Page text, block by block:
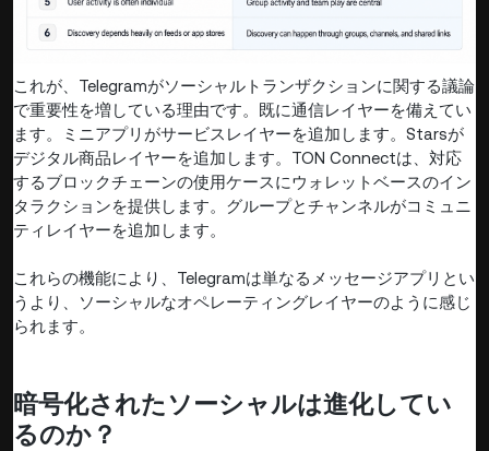
これが、Telegramがソーシャルトランザクションに関する議論
で重要性を増している理由です。既に通信レイヤーを備えてい
ます。ミニアプリがサービスレイヤーを追加します。Starsが
デジタル商品レイヤーを追加します。TON Connectは、対応
するブロックチェーンの使用ケースにウォレットベースのイン
タラクションを提供します。グループとチャンネルがコミュニ
ティレイヤーを追加します。
これらの機能により、Telegramは単なるメッセージアプリとい
うより、ソーシャルなオペレーティングレイヤーのように感じ
られます。
暗号化されたソーシャルは進化してい
るのか？